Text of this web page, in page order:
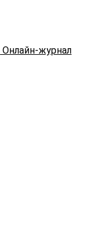
Онлайн-журнал